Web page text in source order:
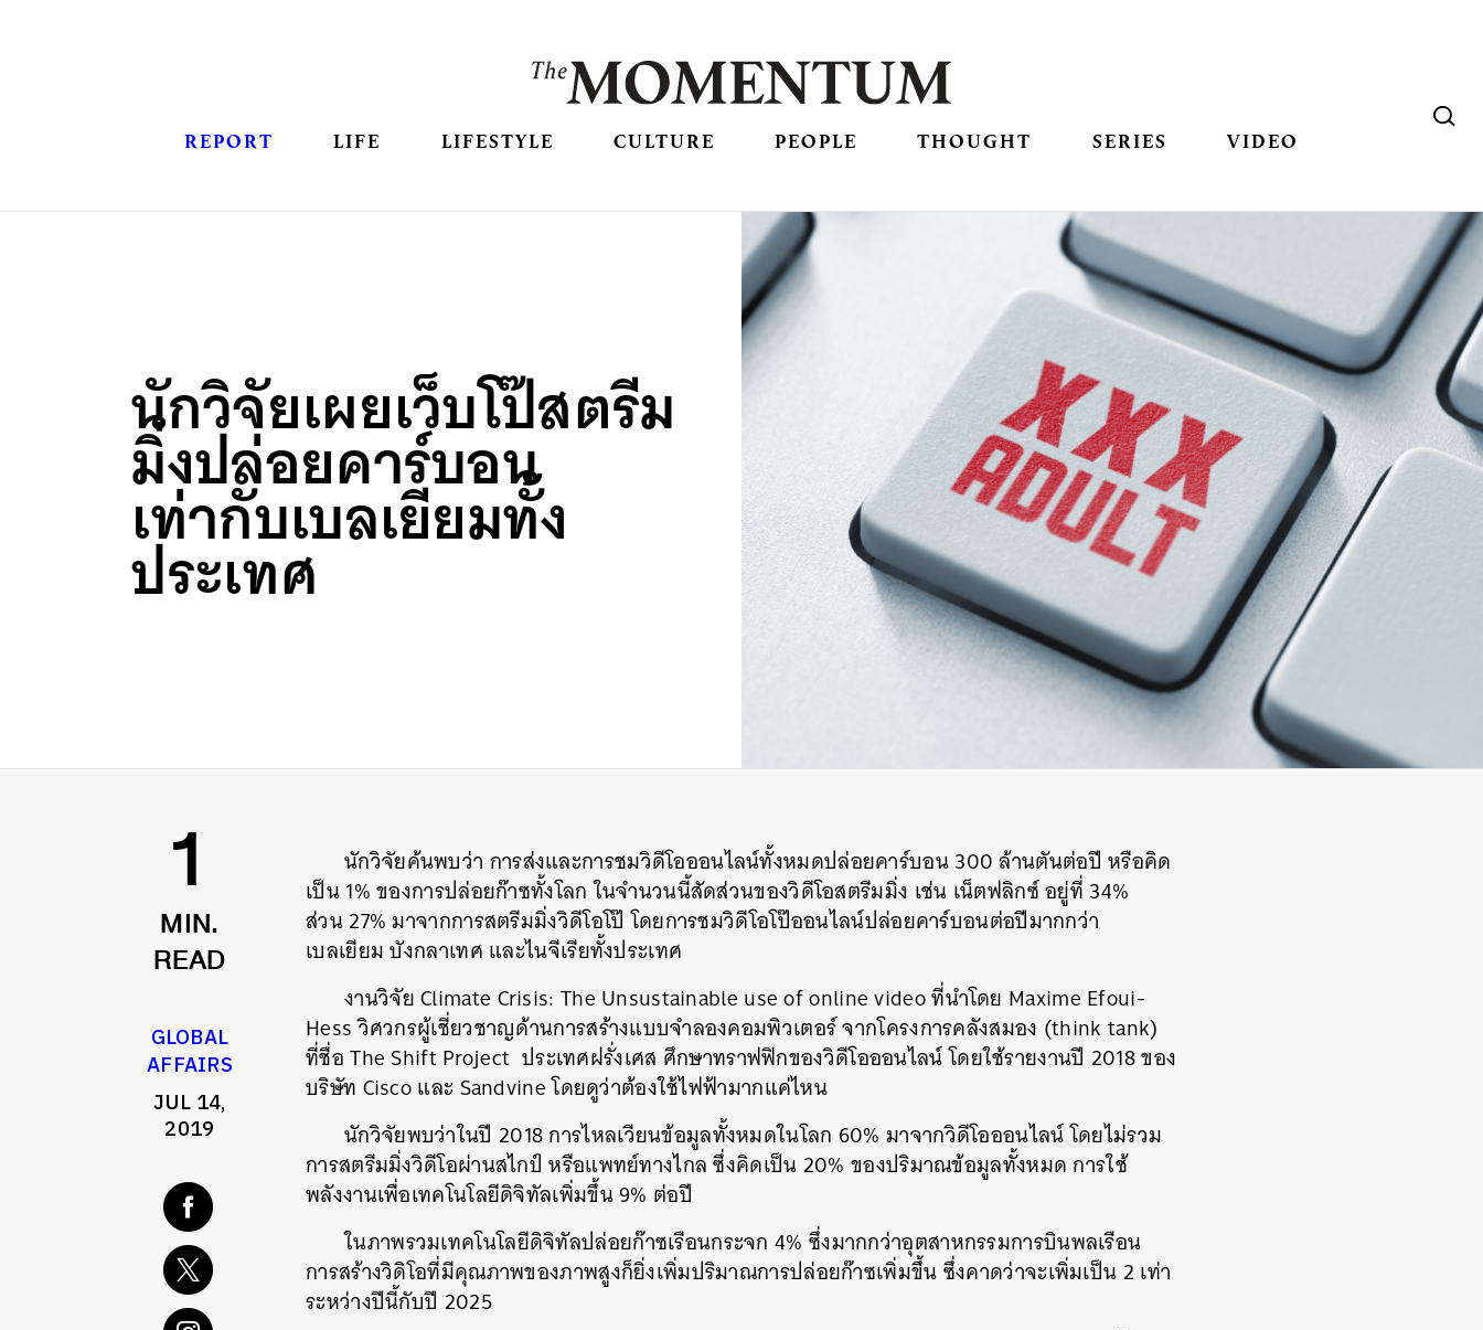
REPORT LIFE LIFESTYLE CULTURE PEOPLE THOUGHT SERIES VIDEO
นักวิจัยเผยเว็บโป๊สตรีม
มิ่งปล่อยคาร์บอน
เท่ากับเบลเยียมทั้ง
ประเทศ
1
MIN.
READ
GLOBAL
AFFAIRS
JUL 14,
2019
นักวิจัยค้นพบว่า การส่งและการชมวิดีโอออนไลน์ทั้งหมดปล่อยคาร์บอน 300 ล้านตันต่อปี หรือคิด
เป็น 1% ของการปล่อยก๊าซทั้งโลก ในจำนวนนี้สัดส่วนของวิดีโอสตรีมมิ่ง เช่น เน็ตฟลิกซ์ อยู่ที่ 34%
ส่วน 27% มาจากการสตรีมมิ่งวิดีโอโป๊ โดยการชมวิดีโอโป๊ออนไลน์ปล่อยคาร์บอนต่อปีมากกว่า
เบลเยียม บังกลาเทศ และไนจีเรียทั้งประเทศ
งานวิจัย Climate Crisis: The Unsustainable use of online video ที่นำโดย Maxime Efoui-
Hess วิศวกรผู้เชี่ยวชาญด้านการสร้างแบบจำลองคอมพิวเตอร์ จากโครงการคลังสมอง (think tank)
ที่ชื่อ The Shift Project ประเทศฝรั่งเศส ศึกษาทราฟฟิกของวิดีโอออนไลน์ โดยใช้รายงานปี 2018 ของ
บริษัท Cisco และ Sandvine โดยดูว่าต้องใช้ไฟฟ้ามากแค่ไหน
นักวิจัยพบว่าในปี 2018 การไหลเวียนข้อมูลทั้งหมดในโลก 60% มาจากวิดีโอออนไลน์ โดยไม่รวม
การสตรีมมิ่งวิดีโอผ่านสไกป์ หรือแพทย์ทางไกล ซึ่งคิดเป็น 20% ของปริมาณข้อมูลทั้งหมด การใช้
พลังงานเพื่อเทคโนโลยีดิจิทัลเพิ่มขึ้น 9% ต่อปี
ในภาพรวมเทคโนโลยีดิจิทัลปล่อยก๊าซเรือนกระจก 4% ซึ่งมากกว่าอุตสาหกรรมการบินพลเรือน
การสร้างวิดิโอที่มีคุณภาพของภาพสูงก็ยิ่งเพิ่มปริมาณการปล่อยก๊าซเพิ่มขึ้น ซึ่งคาดว่าจะเพิ่มเป็น 2 เท่า
ระหว่างปีนี้กับปี 2025